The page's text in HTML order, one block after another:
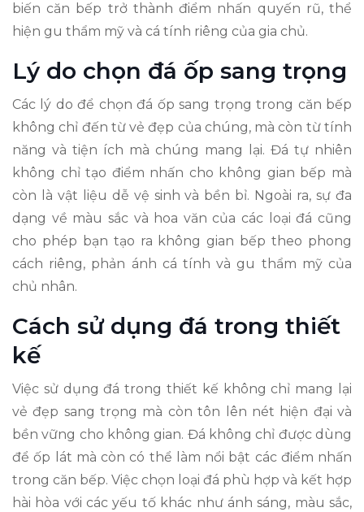
biến căn bếp trở thành điểm nhấn quyến rũ, thể
hiện gu thẩm mỹ và cá tính riêng của gia chủ.
Lý do chọn đá ốp sang trọng
Các lý do để chọn đá ốp sang trọng trong căn bếp
không chỉ đến từ vẻ đẹp của chúng, mà còn từ tính
năng và tiện ích mà chúng mang lại. Đá tự nhiên
không chỉ tạo điểm nhấn cho không gian bếp mà
còn là vật liệu dễ vệ sinh và bền bỉ. Ngoài ra, sự đa
dạng về màu sắc và hoa văn của các loại đá cũng
cho phép bạn tạo ra không gian bếp theo phong
cách riêng, phản ánh cá tính và gu thẩm mỹ của
chủ nhân.
Cách sử dụng đá trong thiết
kế
Việc sử dụng đá trong thiết kế không chỉ mang lại
vẻ đẹp sang trọng mà còn tôn lên nét hiện đại và
bền vững cho không gian. Đá không chỉ được dùng
để ốp lát mà còn có thể làm nổi bật các điểm nhấn
trong căn bếp. Việc chọn loại đá phù hợp và kết hợp
hài hòa với các yếu tố khác như ánh sáng, màu sắc,